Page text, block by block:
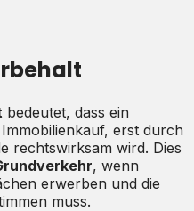
bedeutet, dass ein
erst durch
rechtswirksam wird. Dies
, wenn
erwerben und die
muss.